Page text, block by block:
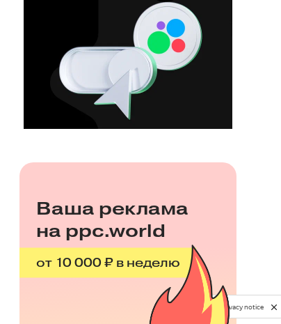
Ваша реклама
на ppc.world
от 10 000 ₽ в неделю
Privacy notice